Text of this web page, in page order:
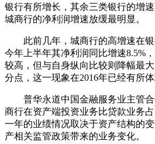
银行有所增长，其余三类银行的增
城商行的净利润增速放缓最明显。
此前几年，城商行的高增速在银
今年上半年其净利润同比增速8.5%
较高，但与自身纵向比较则降幅最
分点，这一现象在2016年已经有所体
普华永道中国金融服务业主管合
商行在资产端投资业务比贷款业务
一年的业绩情况取决于资产结构的
产相关监管政策带来的业务变化。